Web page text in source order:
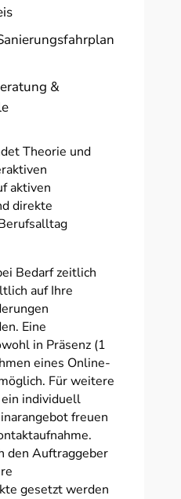
&
Theorie und
aktiven
direkte
Bedarf zeitlich
auf Ihre
Eine
in Präsenz (1
eines Online-
Für weitere
individuell
freuen
den Auftraggeber
gesetzt werden